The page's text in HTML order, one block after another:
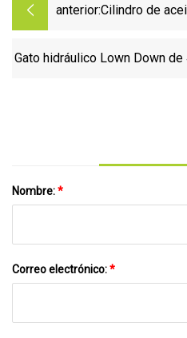
anterior:Cilindro de
Gato hidráulico Lown Down de
Nombre:*
Correo electrónico:*